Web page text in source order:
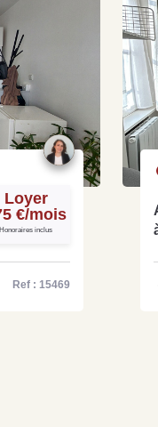
Loyer
€/mois
Honoraires inclus
Ref : 15469